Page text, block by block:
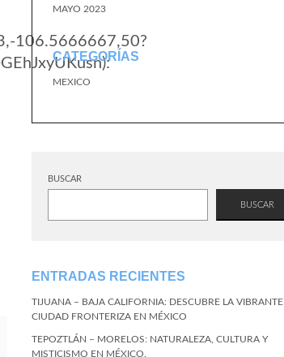
106.5666667,50?
MAYO 2023
CATEGORÍAS
MEXICO
BUSCAR
BUSCAR
ENTRADAS RECIENTES
TIJUANA – BAJA CALIFORNIA: DESCUBRE LA VIBRANTE
CIUDAD FRONTERIZA EN MÉXICO
TEPOZTLÁN – MORELOS: NATURALEZA, CULTURA Y
MISTICISMO EN MÉXICO.